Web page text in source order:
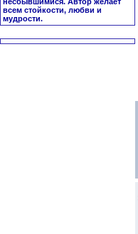
всем стойкости, любви и
мудрости.